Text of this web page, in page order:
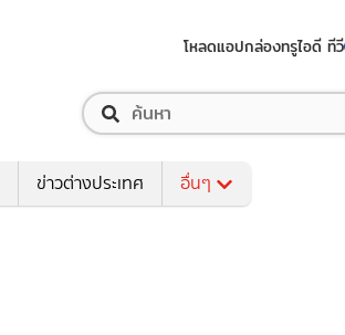
โหลดแอปกล่องทรูไอดี ทีวี
ข่าวต่างประเทศ อื่นๆ